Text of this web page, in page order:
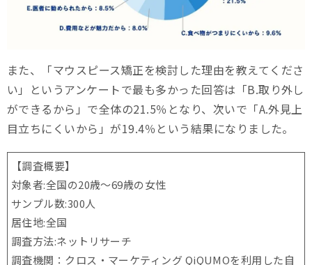
また、「マウスピース矯正を検討した理由を教えてくださ
い」というアンケートで最も多かった回答は「B.取り外し
ができるから」で全体の21.5％となり、次いで「A.外見上
目立ちにくいから」が19.4％という結果になりました。
【調査概要】
対象者:全国の20歳〜69歳の女性
サンプル数:300人
居住地:全国
調査方法:ネットリサーチ
調査機関：クロス・マーケティング QiQUMOを利用した自